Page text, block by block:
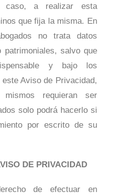
a realizar esta
que fija la misma. En
no trata datos
patrimoniales, salvo que
y bajo los
Aviso de Privacidad,
requieran ser
solo podrá hacerlo si
por escrito de su
DE PRIVACIDAD
de efectuar en